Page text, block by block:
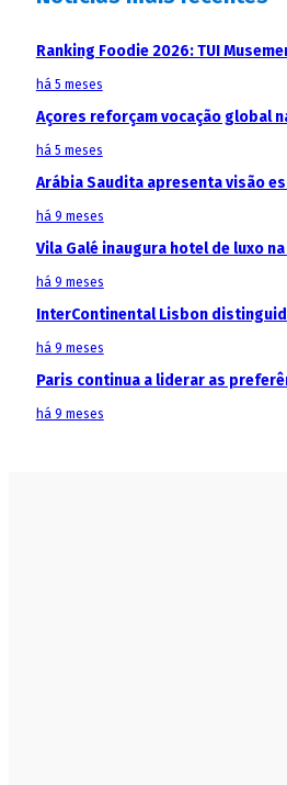
Ranking Foodie 2026: TUI
há 5 meses
Açores reforçam vocação global
há 5 meses
Arábia Saudita apresenta visão
há 9 meses
Vila Galé inaugura hotel de luxo
há 9 meses
InterContinental Lisbon
há 9 meses
Paris continua a liderar as
há 9 meses